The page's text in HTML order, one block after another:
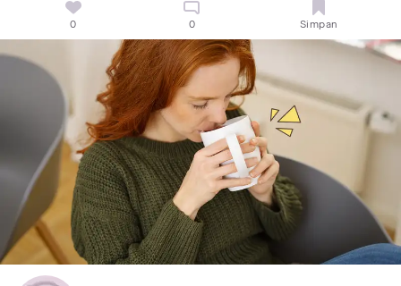
0 0 Simpan